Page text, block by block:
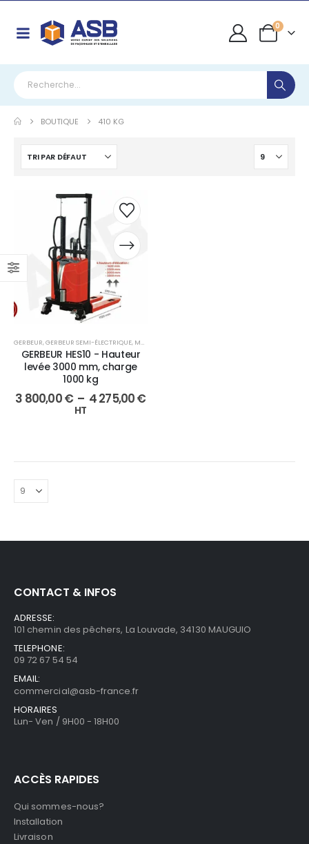
0
BOUTIQUE 410 KG
GERBEUR,GERBEUR SEMI-ÉLECTRIQUE, MANUTENTION
GERBEUR HES10 - Hauteur
levée 3000 mm, charge
1000 kg
3 800,00€ – 4 275,00€
HT
CONTACT & INFOS
ADRESSE:
101 chemin des pêchers, La Louvade, 34130 MAUGUIO
TELEPHONE:
09 72 67 54 54
EMAIL:
commercial@asb-france.fr
HORAIRES
Lun- Ven / 9H00 - 18H00
ACCÈS RAPIDES
Qui sommes-nous?
Installation
Livraison